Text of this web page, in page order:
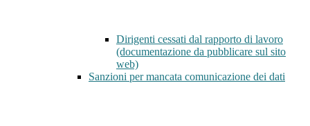
Dirigenti cessati dal rapporto di lavoro
(documentazione da pubblicare sul sito
web)
Sanzioni per mancata comunicazione dei dati